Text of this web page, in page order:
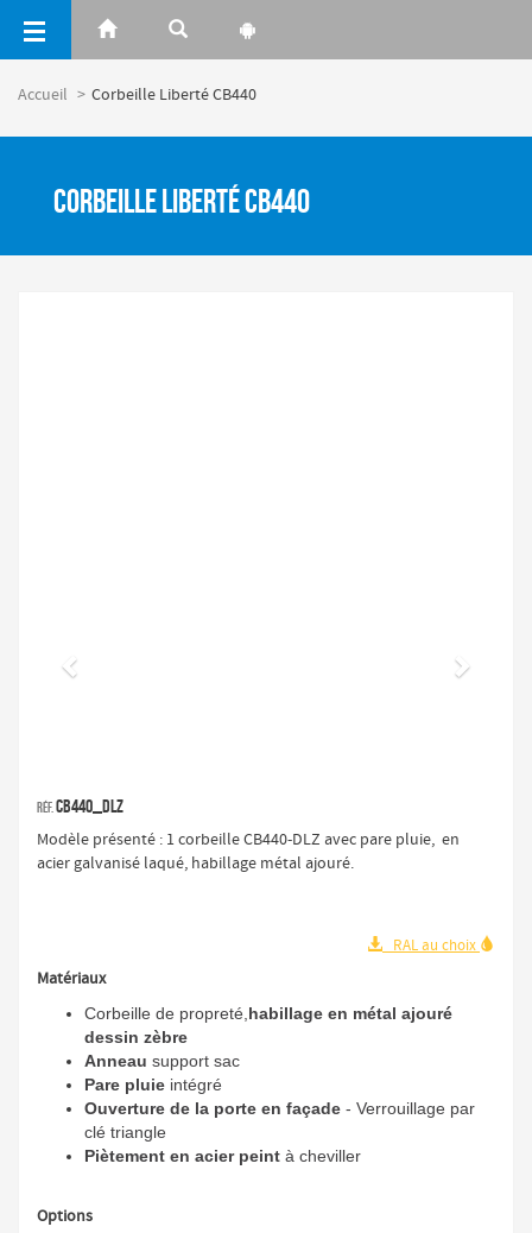
Accueil Corbeille Liberté CB440
Corbeille Liberté CB440
Réf. CB440_DLZ
Modèle présenté : 1 corbeille CB440-DLZ avec pare pluie, en
acier galvanisé laqué, habillage métal ajouré.
 RAL au choix 
Matériaux
Corbeille de propreté, habillage en métal ajouré
dessin zèbre
Anneau support sac
Pare pluie intégré
Ouverture de la porte en façade - Verrouillage par
clé triangle
Piètement en acier peint à cheviller
Options